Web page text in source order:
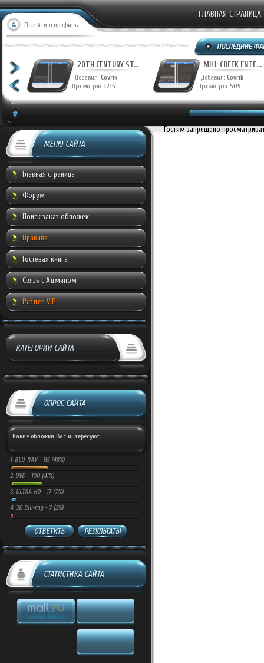
Перейти в профиль
ГЛАВНАЯ СТРАНИЦА
20TH CENTURY ST...
Добавил: Covrik
Просмотров: 1215
MILL CREEK ENTE...
Добавил: Covrik
Просмотров: 509
МЕНЮ САЙТА
Главная страница
Форум
Поиск заказ обложек
Правила
Гостевая книга
Связь с Админом
Раздел VIP
КАТЕГОРИИ САЙТА
ОПРОС САЙТА
Какие обложки Вас интересуют
1. BLU-RAY - 115 (48%)
2. DVD - 100 (41%)
3. ULTRA HD - 17 (7%)
4. 3D Blu-ray - 7 (2%)
ОТВЕТИТЬ РЕЗУЛЬТАТЫ
СТАТИСТИКА САЙТА
Гостям запрещено